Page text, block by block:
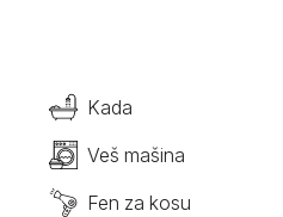
Kada
Veš mašina
Fen za kosu